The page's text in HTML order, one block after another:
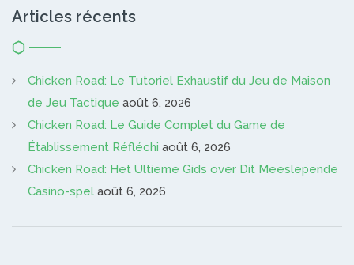
Articles récents
Chicken Road: Le Tutoriel Exhaustif du Jeu de Maison
de Jeu Tactique août 6, 2026
Chicken Road: Le Guide Complet du Game de
Établissement Réfléchi août 6, 2026
Chicken Road: Het Ultieme Gids over Dit Meeslepende
Casino-spel août 6, 2026